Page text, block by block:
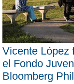
Vicente López
el Fondo
Bloomberg